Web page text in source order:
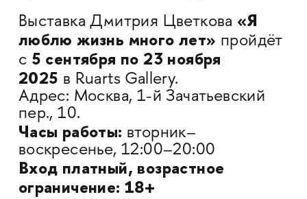
Выставка Дмитрия Цветкова «Я
люблю жизнь много лет» пройдёт
с 5 сентября по 23 ноября
2025 в Ruarts Gallery.
Адрес: Москва, 1-й Зачатьевский
пер., 10.
Часы работы: вторник–
воскресенье, 12:00–20:00
Вход платный, возрастное
ограничение: 18+